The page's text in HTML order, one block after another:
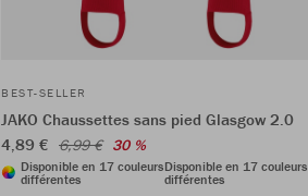
BEST-SELLER
JAKO Chaussettes sans pied Glasgow 2.0
4,89 € 6,99 € 30 %
Disponible en 17 couleurs
différentes
Disponible en 17 couleurs
différentes